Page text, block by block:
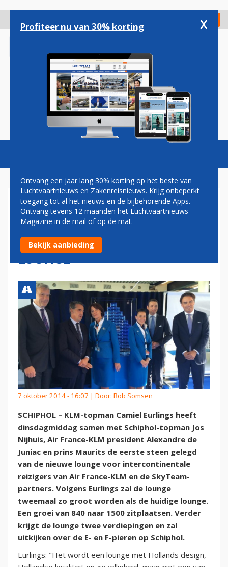
gaan
Check in
Magazine Podcasts Vacatures
KLM EN SCHIPHOL LEGGEN
EERSTE STEEN
INTERCONTINENTALE
LOUNGE
7 oktober 2014 - 16:07 | Door: Rob Somsen
SCHIPHOL – KLM-topman Camiel Eurlings heeft
dinsdagmiddag samen met Schiphol-topman Jos
Nijhuis, Air France-KLM president Alexandre de
Juniac en prins Maurits de eerste steen gelegd
van de nieuwe lounge voor intercontinentale
reizigers van Air France-KLM en de SkyTeam-
partners. Volgens Eurlings zal de lounge
tweemaal zo groot worden als de huidige lounge.
Een groei van 840 naar 1500 zitplaatsen. Verder
krijgt de lounge twee verdiepingen en zal
uitkijken over de E- en F-pieren op Schiphol.
Eurlings: "Het wordt een lounge met Hollands design,
Profiteer nu van 30% korting x
Ontvang een jaar lang 30% korting op het beste van
Luchtvaartnieuws en Zakenreisnieuws. Krijg onbeperkt
toegang tot al het nieuws en de bijbehorende Apps.
Ontvang tevens 12 maanden het Luchtvaartnieuws
Magazine in de mail of op de mat.
Bekijk aanbieding